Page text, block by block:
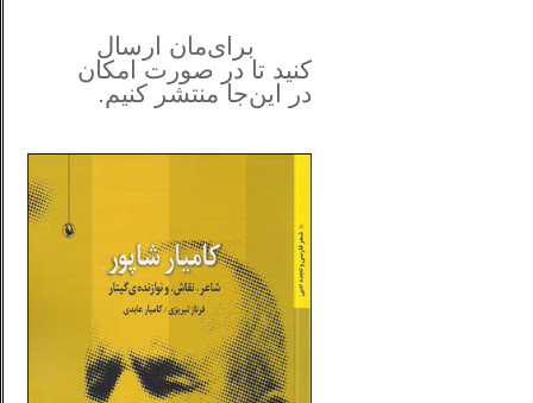
برای‌مان ارسال
کنید تا در صورت امکان
در این‌جامنتشر کنیم.